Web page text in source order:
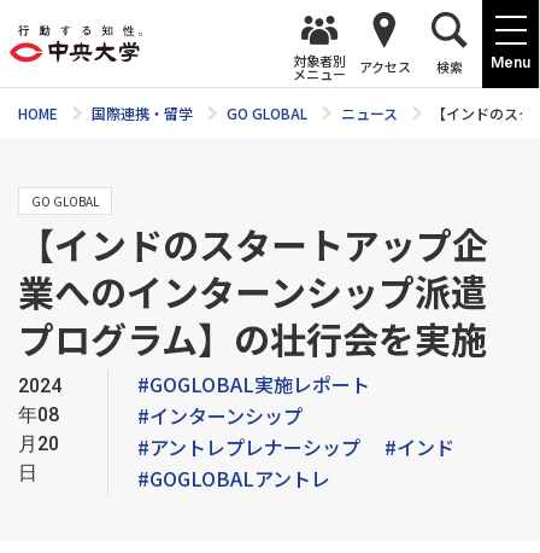
Menu
対象者別
メニュー アクセス 検索
HOME 国際連携・留学 GO GLOBAL ニュース 【インドのス
GO GLOBAL
【インドのスタートアップ企
業へのインターンシップ派遣
プログラム】の壮行会を実施
2024
年08
月20
日
#GOGLOBAL実施レポート
#インターンシップ
#アントレプレナーシップ
#インド
#GOGLOBALアントレ